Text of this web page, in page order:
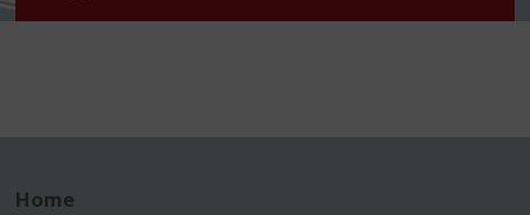
Home